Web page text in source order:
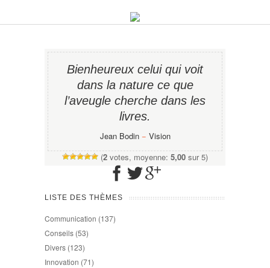
Bienheureux celui qui voit
dans la nature ce que
l’aveugle cherche dans les
livres.
Jean Bodin− Vision
(2 votes, moyenne: 5,00 sur 5)
LISTE DES THÈMES
Communication (137)
Conseils (53)
Divers (123)
Innovation (71)